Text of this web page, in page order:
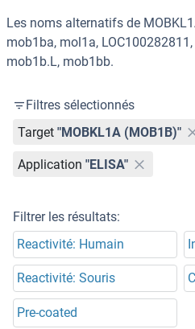
Les noms alternatifs de
mob1ba, mol1a,
mob1b.L, mob1bb.
Filtres sélectionnés
Target "MOBKL1A (MOB1B)"
Application "ELISA"
Filtrer les résultats:
Reactivité: Humain
Reactivité: Souris
Pre-coated